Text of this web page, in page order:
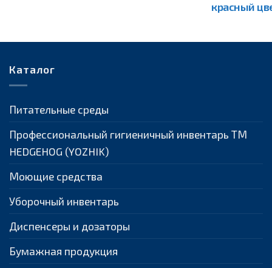
красный
Каталог
Питательные среды
Профессиональный гигиеничный инвентарь ТМ
HEDGEHOG (YOZHIK)
Моющие средства
Уборочный инвентарь
Диспенсеры и дозаторы
Бумажная продукция